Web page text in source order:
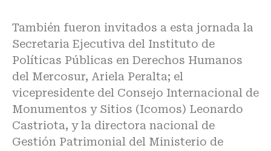
También fueron invitados a esta jornada la
Secretaria Ejecutiva del Instituto de
Políticas Públicas en Derechos Humanos
del Mercosur, Ariela Peralta; el
vicepresidente del Consejo Internacional de
Monumentos y Sitios (Icomos) Leonardo
Castriota, y la directora nacional de
Gestión Patrimonial del Ministerio de